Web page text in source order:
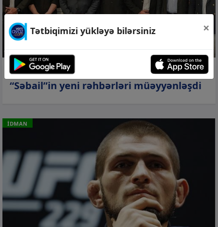
07 avq 2026, 23:59
“Səbail”in yeni rəhbərləri müəyyənləşdi
İDMAN
Tətbiqimizi yükləyə bilərsiniz ×